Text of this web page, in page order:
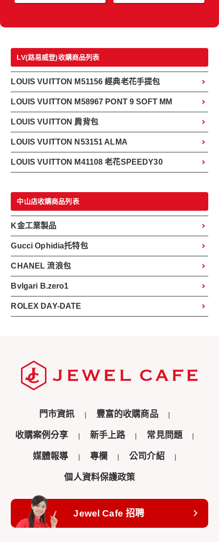
LV(路易威登)收購商品列表
LOUIS VUITTON M51156 經典老花手提包
LOUIS VUITTON M58967 PONT 9 SOFT MM
LOUIS VUITTON 肩背包
LOUIS VUITTON N53151 ALMA
LOUIS VUITTON M41108 老花SPEEDY30
中山店收購商品列表
K金工業製品
Gucci Ophidia托特包
CHANEL 流浪包
Bvlgari B.zero1
ROLEX DAY-DATE
門市資訊 豐富的收購商品
收購案例分享 新手上路 常見問題
媒體報導 專欄 公司介紹
個人資料保護政策
Jewel Cafe 招聘